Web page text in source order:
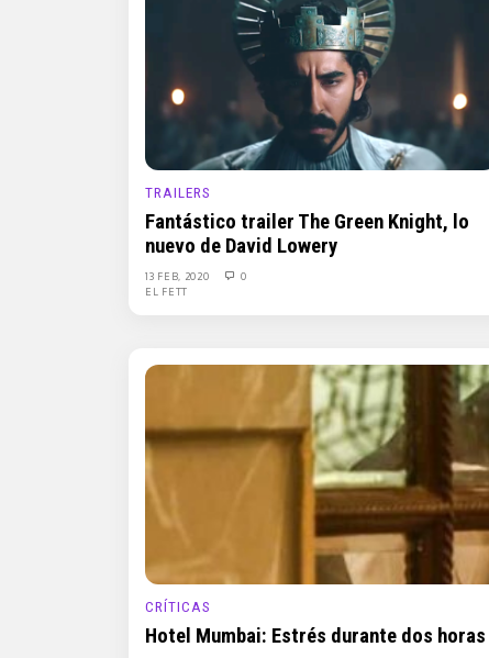
TRAILERS
Fantástico trailer The Green Knight, lo
nuevo de David Lowery
13 FEB, 2020
0
EL FETT
CRÍTICAS
Hotel Mumbai: Estrés durante dos horas